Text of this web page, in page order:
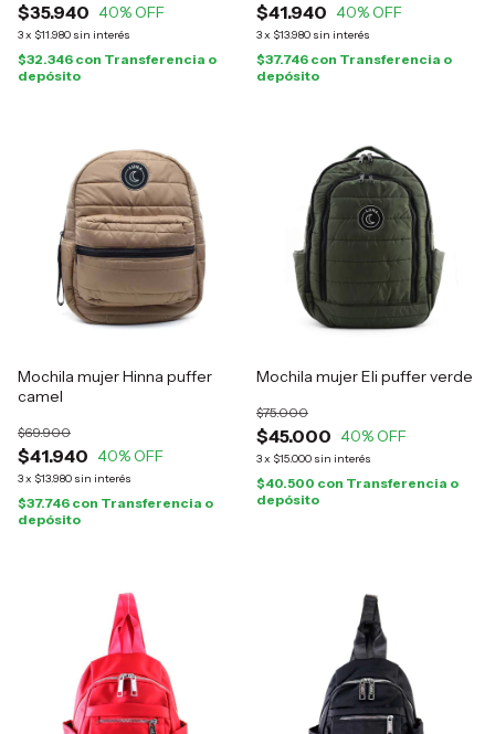
$35.940 40% OFF
3x $11.980 sin interés
$32.346 con Transferencia o
depósito
$41.940 40% OFF
3x $13.980 sin interés
$37.746 con Transferencia o
depósito
Mochila mujer Hinna puffer
camel
$41.940
$69.900
40% OFF
3x $13.980 sin interés
$37.746 con Transferencia o
depósito
Mochila mujer Eli puffer verde
$45.000
$75.000
40% OFF
3x $15.000 sin interés
$40.500 con Transferencia o
depósito